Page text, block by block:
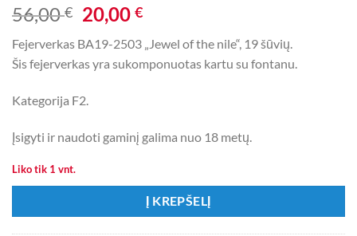
56,00€ Original
price
was:
56,00 €.
20,00€Current
is:
20,00 €.
Fejerverkas BA19-2503 „Jewel of the nile“, 19 šūvių.
Šis fejerverkas yra sukomponuotas kartu su fontanu.
Kategorija F2.
Įsigyti ir naudoti gaminį galima nuo 18 metų.
Liko tik 1 vnt.
Į KREPŠELĮ